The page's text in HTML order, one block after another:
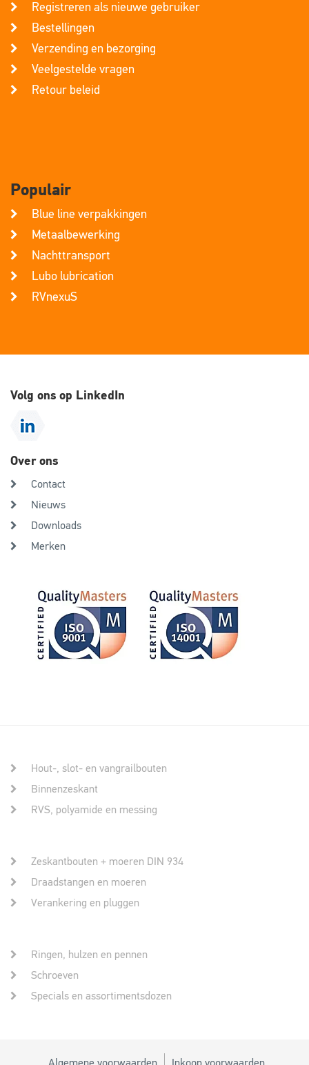
Registreren als nieuwe gebruiker
Bestellingen
Verzending en bezorging
Veelgestelde vragen
Retour beleid
Populair
Blue line verpakkingen
Metaalbewerking
Nachttransport
Lubo lubrication
RVnexuS
Volg ons op LinkedIn
Over ons
Contact
Nieuws
Downloads
Merken
Hout-, slot- en vangrailbouten
Binnenzeskant
RVS, polyamide en messing
Zeskantbouten + moeren DIN 934
Draadstangen en moeren
Verankering en pluggen
Ringen, hulzen en pennen
Schroeven
Specials en assortimentsdozen